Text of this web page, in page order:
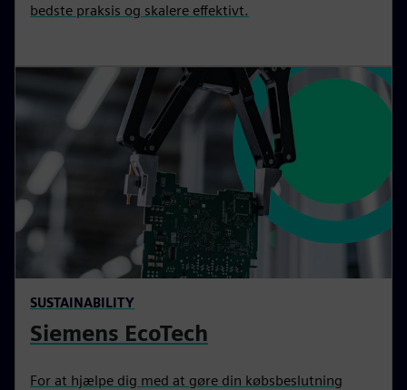
bedste praksis og skalere effektivt.
SUSTAINABILITY
Siemens EcoTech
For at hjælpe dig med at gøre din købsbeslutning